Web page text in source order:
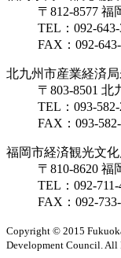
〒812-8577
TEL： 092-
FAX： 092-
北九州市産業経済
〒803-8501
TEL： 093-
FAX： 093-
福岡市経済観光文
〒810-8620
TEL： 092-
FAX： 092-
Copyright © 2015
Development Council. All